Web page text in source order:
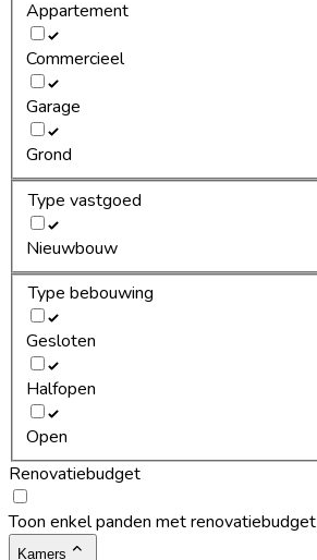
Appartement
Commercieel
Garage
Grond
Type vastgoed
Nieuwbouw
Type bebouwing
Gesloten
Halfopen
Open
Renovatiebudget
Toon enkel panden met renovatiebudget
Kamers